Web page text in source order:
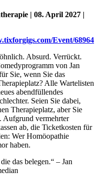
| 08. April 2027 |
Event/68964
Absurd. Verrückt.
von Jan
Sie, wenn Sie das
Alle Wartelisten
abendfüllendes
Seien Sie dabei,
Therapieplatz, aber Sie
Aufgrund vermehrter
ab, die Ticketkosten für
Wer Homöopathie
haben.
das belegen.“ – Jan